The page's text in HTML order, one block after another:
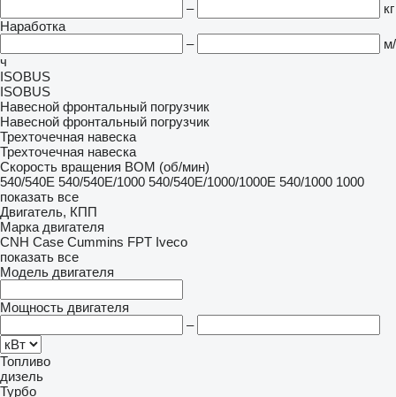
–
кг
Наработка
–
м/
ч
ISOBUS
ISOBUS
Навесной фронтальный погрузчик
Навесной фронтальный погрузчик
Трехточечная навеска
Трехточечная навеска
Скорость вращения ВОМ (об/мин)
540/540E 540/540E/1000 540/540E/1000/1000E 540/1000 1000
показать все
Двигатель, КПП
Марка двигателя
CNH Case Cummins FPT Iveco
показать все
Модель двигателя
Мощность двигателя
–
Топливо
дизель
Турбо